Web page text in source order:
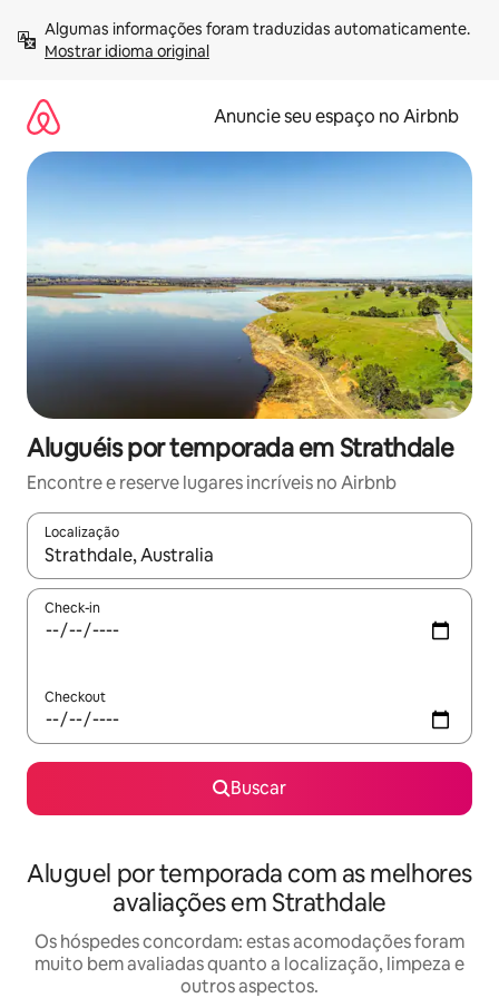
para
Mostrar idioma original
Anuncie seu espaço no Airbnb
Aluguéis por temporada em Strathdale
Encontre e reserve lugares incríveis no Airbnb
Localização
Quando os resultados estiverem disponíveis, explore-os
Check-in
Checkout
Buscar
Aluguel por temporada com as melhores
avaliações em Strathdale
Os hóspedes concordam: estas acomodações foram
muito bem avaliadas quanto a localização, limpeza e
outros aspectos.